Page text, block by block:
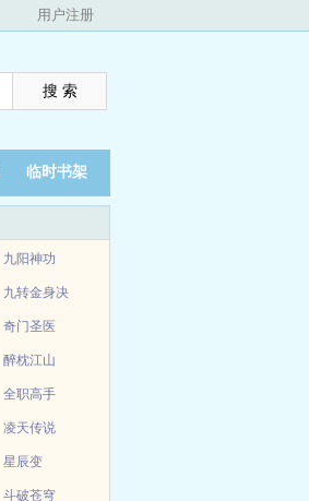
用户注册
临时书架
九阳神功
九转金身决
奇门圣医
醉枕江山
全职高手
凌天传说
星辰变
斗破苍穹